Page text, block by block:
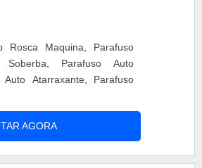
Rosca Maquina, Parafuso
Soberba, Parafuso Auto
Auto Atarraxante, Parafuso
AGORA